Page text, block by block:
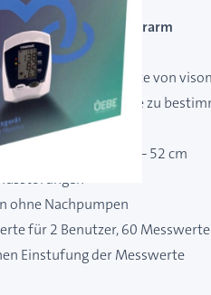
Oberarm
Blutdruckmessgeräte von
schnell und präzise zu
Armumfänge von 32– 52 cm
ohne Nachpumpen
für 2 Benutzer, 60 Messwerte
Einstufung der Messwerte